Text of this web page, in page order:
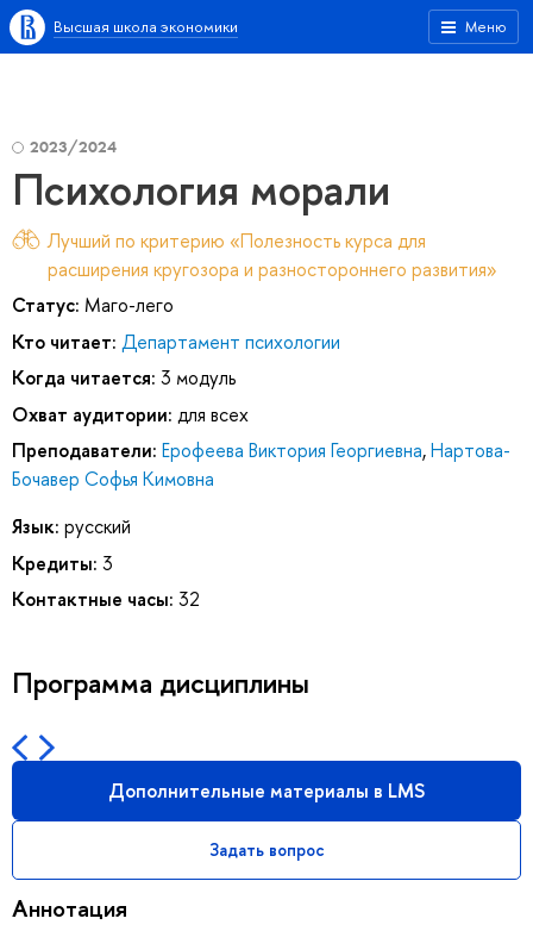
Меню
Высшая школа экономики
2023/2024
Психология морали
Лучший по критерию «Полезность курса для
расширения кругозора и разностороннего развития»
Статус: Маго-лего
Кто читает: Департамент психологии
Когда читается: 3 модуль
Охват аудитории: для всех
Преподаватели: Ерофеева Виктория Георгиевна,Нартова-
Бочавер Софья Кимовна
Язык: русский
Кредиты: 3
Контактные часы: 32
Программа дисциплины
Дополнительные материалы в LMS
Задать вопрос
Аннотация